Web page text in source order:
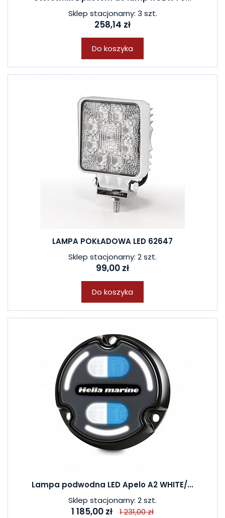
Sklep stacjonarny: 3 szt.
258,14 zł
Do koszyka
LAMPA POKŁADOWA LED 62647
Sklep stacjonarny: 2 szt.
99,00 zł
Do koszyka
Lampa podwodna LED Apelo A2 WHITE/...
Sklep stacjonarny: 2 szt.
1 185,00 zł 1 231,00 zł